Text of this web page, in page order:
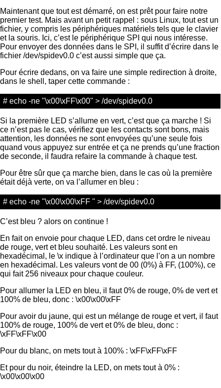
Maintenant que tout est démarré, on est prêt pour faire notre
premier test. Mais avant un petit rappel : sous Linux, tout est un
fichier, y compris les périphériques matériels tels que le clavier
et la souris. Ici, c’est le périphérique SPI qui nous intéresse.
Pour envoyer des données dans le SPI, il suffit d’écrire dans le
fichier /dev/spidev0.0 c’est aussi simple que ça.
Pour écrire dedans, on va faire une simple redirection à droite,
dans le shell, taper cette commande :
# echo -ne "\x00\xFF\x00" > /dev/spidev0.0
Si la première LED s’allume en vert, c’est que ça marche ! Si
ce n’est pas le cas, vérifiez que les contacts sont bons, mais
attention, les données ne sont envoyées qu’une seule fois
quand vous appuyez sur entrée et ça ne prends qu’une fraction
de seconde, il faudra refaire la commande à chaque test.
Pour être sûr que ça marche bien, dans le cas où la première
était déjà verte, on va l’allumer en bleu :
# echo -ne "\x00\x00\xFF " > /dev/spidev0.0
C’est bleu ? alors on continue !
En fait on envoie pour chaque LED, dans cet ordre le niveau
de rouge, vert et bleu souhaité. Les valeurs sont en
hexadécimal, le \x indique à l’ordinateur que l’on a un nombre
en hexadécimal. Les valeurs vont de 00 (0%) à FF, (100%), ce
qui fait 256 niveaux pour chaque couleur.
Pour allumer la LED en bleu, il faut 0% de rouge, 0% de vert et
100% de bleu, donc : \x00\x00\xFF
Pour avoir du jaune, qui est un mélange de rouge et vert, il faut
100% de rouge, 100% de vert et 0% de bleu, donc :
\xFF\xFF\x00
Pour du blanc, on mets tout à 100% : \xFF\xFF\xFF
Et pour du noir, éteindre la LED, on mets tout à 0% :
\x00\x00\x00